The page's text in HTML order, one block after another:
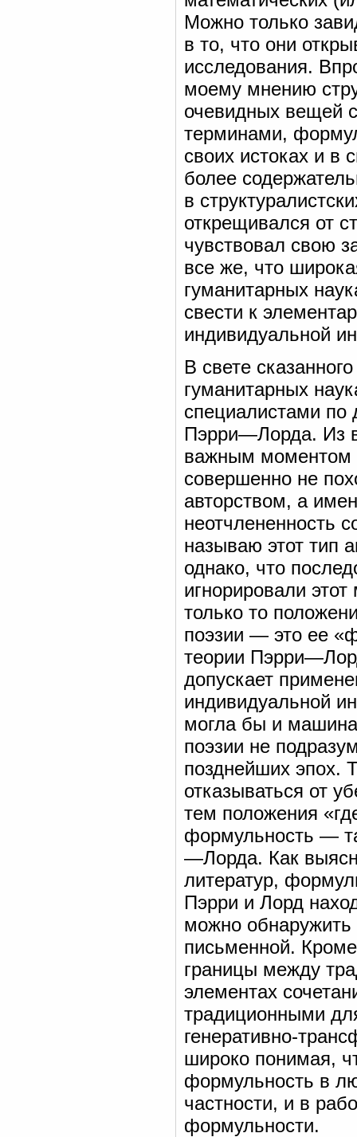
Можно только
в то, что они
исследования.
моему мнению
очевидных вещей
терминами,
своих истоках и в
более
в
открещивался от
чувствовал свою
все же, что
гуманитарных
свести к
индивидуальной
В свете
гуманитарных
специалистами по
Пэрри—Лорда. Из
важным моментом
совершенно не
авторством, а
неотчлененность
называю этот тип
однако, что
игнорировали
только то
поэзии — это ее
теории
допускает
индивидуальной
могла бы и
поэзии не
позднейших эпох.
отказываться от
тем положения
формульность —
—Лорда. Как
литератур,
Пэрри и Лорд
можно обнаружить
письменной.
границы между
элементах
традиционными
генеративно-
широко понимая,
формульность в
частности, и в
формульности.